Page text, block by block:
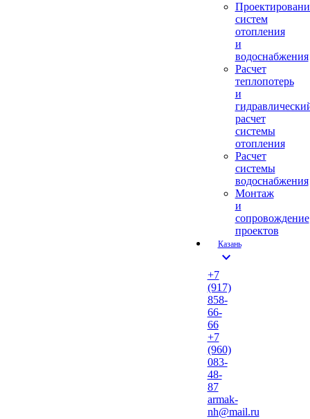
систем
отопления
и
водоснабжения
Расчет
теплопотерь
и
расчет
системы
отопления
Расчет
системы
водоснабжения
Монтаж
и
сопровождение
проектов
Казань
expand_more
+7
(917)
858-
66-
66
+7
(960)
083-
48-
87
armak-
nh@mail.ru